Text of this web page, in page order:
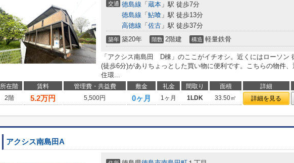
交通 徳島線 「 蔵本 」駅 徒歩7分
徳島線 「 鮎喰 」駅 徒歩13分
高徳線 「 佐古 」駅 徒歩37分
築年 築20年 階数 2階建 構造 軽量鉄骨
「アクシス南島田 D棟」のここがイチオシ。近くにはローソン
(徒歩6分)がありちょっとした買い物に便利です。こちらの物件
住環...
所在階 賃料 管理費・共益費 敷金 礼金 間取り 面積 詳細
2階
5.2万円 5,500円 0ヶ月 1ヶ月 1LDK 33.50㎡ 詳細を見る
アクシス南島田A